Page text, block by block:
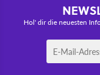
Hol' dir die neuesten